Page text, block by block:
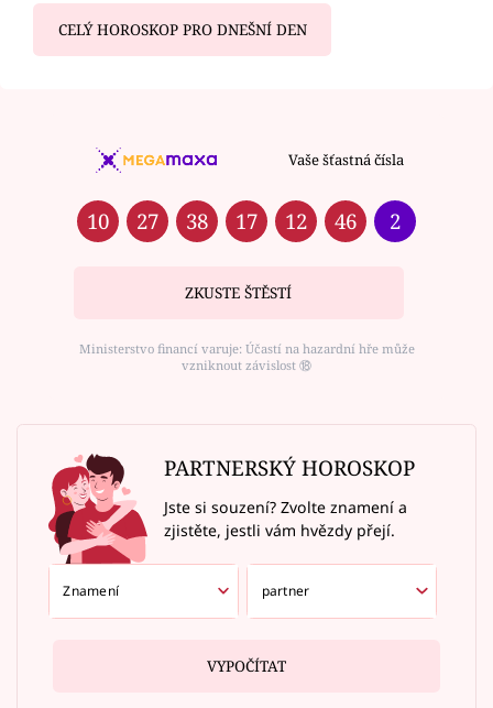
CELÝ HOROSKOP PRO DNEŠNÍ DEN
Vaše šťastná čísla
10 27 38 17 12 46 2
ZKUSTE ŠTĚSTÍ
Ministerstvo financí varuje: Účastí na hazardní hře může
vzniknout závislost ⑱
PARTNERSKÝ HOROSKOP
Jste si souzení? Zvolte znamení a
zjistěte, jestli vám hvězdy přejí.
VYPOČÍTAT